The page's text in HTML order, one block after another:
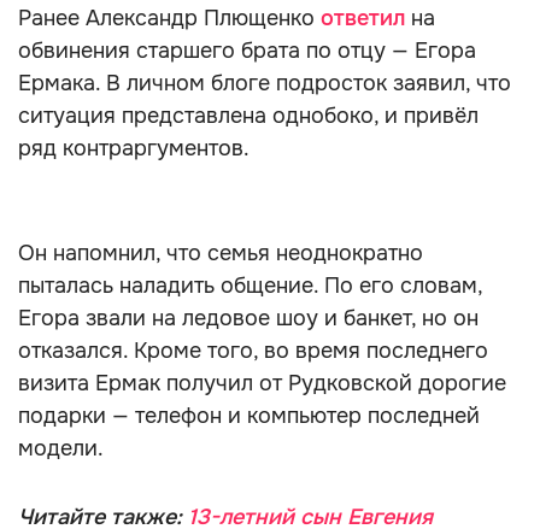
Ранее Александр Плющенко ответил на
обвинения старшего брата по отцу — Егора
Ермака. В личном блоге подросток заявил, что
ситуация представлена однобоко, и привёл
ряд контраргументов.
Он напомнил, что семья неоднократно
пыталась наладить общение. По его словам,
Егора звали на ледовое шоу и банкет, но он
отказался. Кроме того, во время последнего
визита Ермак получил от Рудковской дорогие
подарки — телефон и компьютер последней
модели.
Читайте также: 13-летний сын Евгения